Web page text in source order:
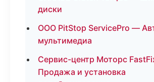
диски
ООО PitStop ServicePro —
мультимедиа
Сервис-центр Моторс
Продажа и установка